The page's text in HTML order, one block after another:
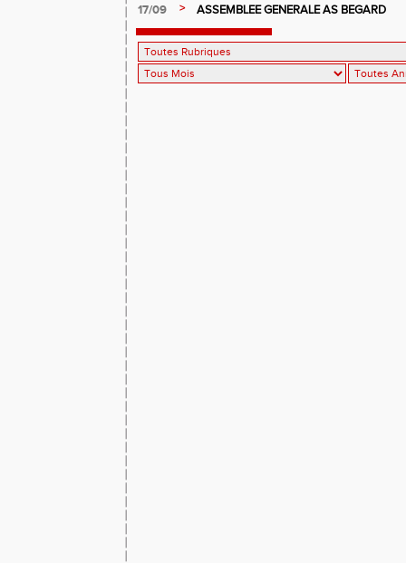
17/09
> ASSEMBLEE GENERALE AS BEGARD